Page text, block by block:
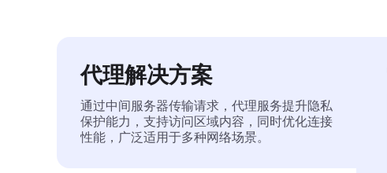
代理解决方案
通过中间服务器传输请求，代理服务提升隐私
保护能力，支持访问区域内容，同时优化连接
性能，广泛适用于多种网络场景。